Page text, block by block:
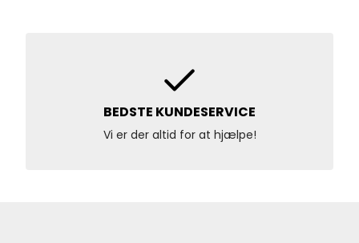
BEDSTE KUNDESERVICE
Vi er der altid for at hjælpe!